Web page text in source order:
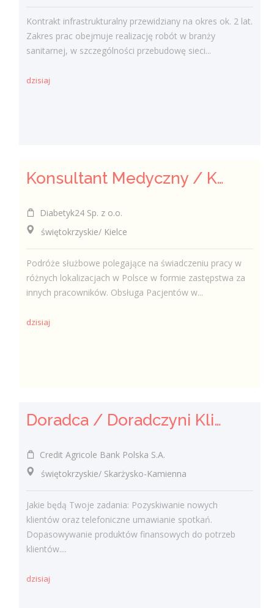
Kontrakt infrastrukturalny przewidziany na okres ok. 2 lat.
Zakres prac obejmuje realizację robót w branży
sanitarnej, w szczególności przebudowę sieci...
dzisiaj
Konsultant Medyczny / Konsultantka Medyczna w sklepie medycznym (Fizjoterapeuta, Technik farmaceutyczny, Technik ortopeda)
Diabetyk24 Sp. z o.o.
świętokrzyskie/ Kielce
Podróże służbowe polegające na świadczeniu pracy w
różnych lokalizacjach w Polsce w formie zastępstwa za
innych pracowników. Obsługa Pacjentów w...
dzisiaj
Doradca / Doradczyni Klienta
Credit Agricole Bank Polska S.A.
świętokrzyskie/ Skarżysko-Kamienna
Jakie będą Twoje zadania: Pozyskiwanie nowych
klientów oraz telefoniczne umawianie spotkań.
Dopasowywanie produktów finansowych do potrzeb
klientów....
dzisiaj